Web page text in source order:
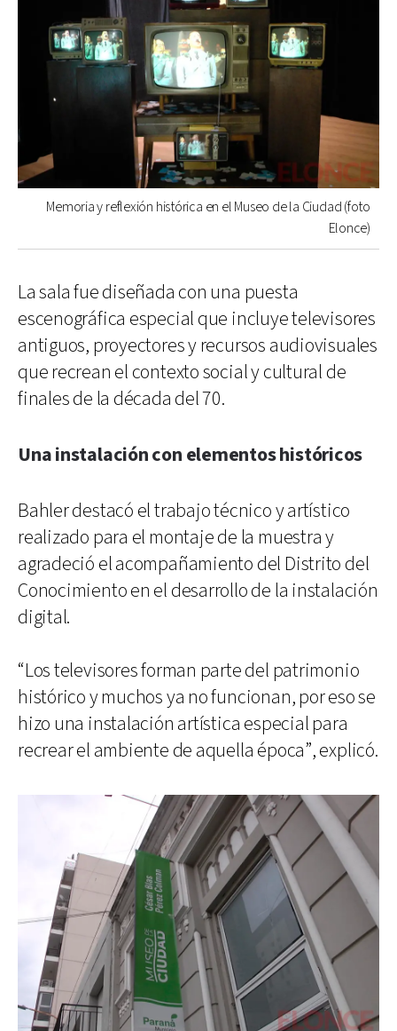
Memoria y reflexión histórica en el Museo de la Ciudad (foto
Elonce)
La sala fue diseñada con una puesta
escenográfica especial que incluye televisores
antiguos, proyectores y recursos audiovisuales
que recrean el contexto social y cultural de
finales de la década del 70.
Una instalación con elementos históricos
Bahler destacó el trabajo técnico y artístico
realizado para el montaje de la muestra y
agradeció el acompañamiento del Distrito del
Conocimiento en el desarrollo de la instalación
digital.
“Los televisores forman parte del patrimonio
histórico y muchos ya no funcionan, por eso se
hizo una instalación artística especial para
recrear el ambiente de aquella época”, explicó.